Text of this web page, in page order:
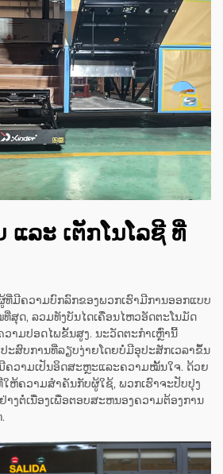
ແລະ ເຕັກໂນໂລຊີ ທີ່
ທີ່ມີຄວາມບົກລົກຂອງພວກເຮົາມີການອອກແບບ
ສຸດ, ລວມທັງບັນໄດເຄື່ອນໄຫວອັດຕະໂນມັດ
າມປອດໄພຂັ້ນສູງ. ນະວັດຕະກຳເຫຼົ່ານີ້
ະສົບການທີ່ລຽບງ່າຍໂດຍບໍ່ມີອຸປະສັກເວລາຂຶ້ນ
ຄວາມເປັນອິດສະຫຼະແລະຄວາມໝັ້ນໃຈ. ດ້ວຍ
ໃຫ້ຄວາມສຳຄັນກັບຜູ້ໃຊ້, ພວກເຮົາຈະປັບປຸງ
ງຕໍ່ເນື່ອງເພື່ອຕອບສະຫນອງຄວາມຕ້ອງການ